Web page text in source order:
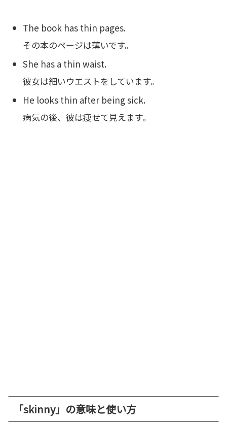
The book has thin pages.
その本のページは薄いです。
She has a thin waist.
彼女は細いウエストをしています。
He looks thin after being sick.
病気の後、彼は痩せて見えます。
「skinny」の意味と使い方